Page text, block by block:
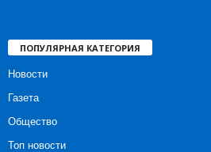
ПОПУЛЯРНАЯ КАТЕГОРИЯ
Новости
Газета
Общество
Топ новости